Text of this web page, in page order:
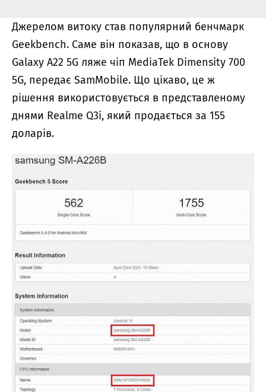
Джерелом витоку став популярний бенчмарк
Geekbench. Саме він показав, що в основу
Galaxy A22 5G ляже чіп MediaTek Dimensity 700
5G, передає SamMobile. Що цікаво, це ж
рішення використовується в представленому
днями Realme Q3i, який продається за 155
доларів.